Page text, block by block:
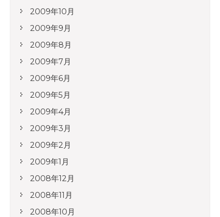
2009年10月
2009年9月
2009年8月
2009年7月
2009年6月
2009年5月
2009年4月
2009年3月
2009年2月
2009年1月
2008年12月
2008年11月
2008年10月